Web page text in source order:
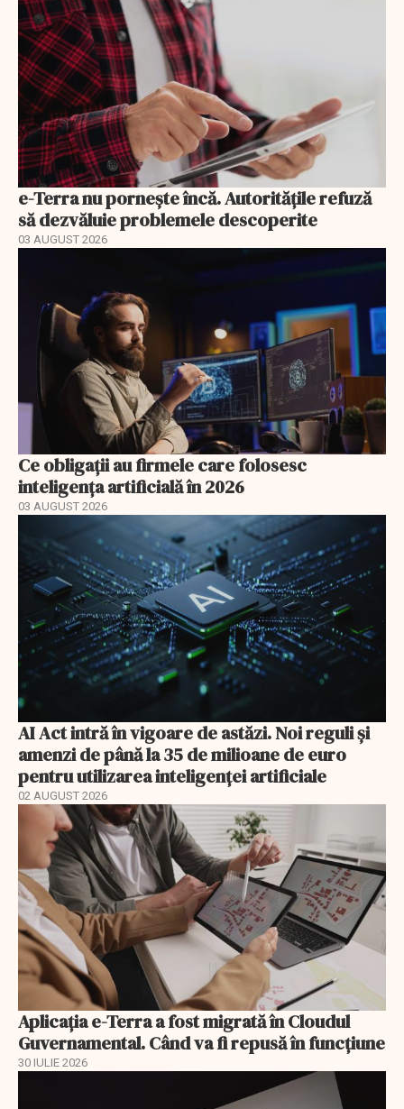
e-Terra nu pornește încă. Autoritățile refuză
să dezvăluie problemele descoperite
03 AUGUST 2026
Ce obligații au firmele care folosesc
inteligența artificială în 2026
03 AUGUST 2026
AI Act intră în vigoare de astăzi. Noi reguli și
amenzi de până la 35 de milioane de euro
pentru utilizarea inteligenței artificiale
02 AUGUST 2026
Aplicația e-Terra a fost migrată în Cloudul
Guvernamental. Când va fi repusă în funcțiune
30 IULIE 2026